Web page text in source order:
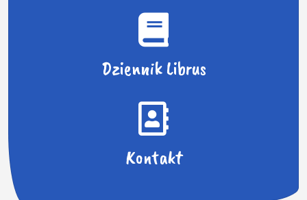
Dziennik Librus
Kontakt